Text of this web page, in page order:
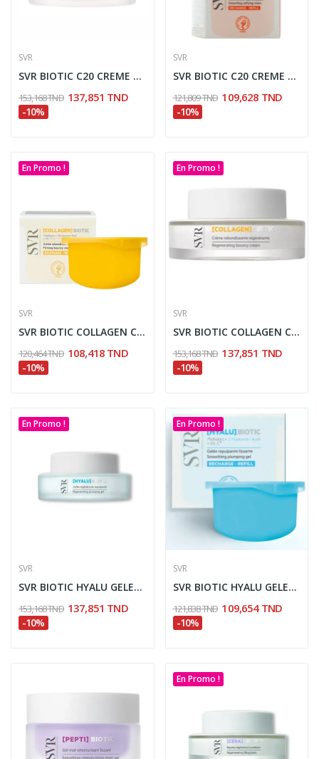
SVR
SVR BIOTIC C20 CREME REGENERANTE ECLAT 50ML
153,168 TND 137,851 TND
-10%
SVR
SVR BIOTIC C20 CREME REGENERANTE ECLAT RECHARGE...
121,809 TND 109,628 TND
-10%
En Promo !
SVR
SVR BIOTIC COLLAGEN CREME REBONDISSANTE...
120,464 TND 108,418 TND
-10%
En Promo !
SVR
SVR BIOTIC COLLAGEN CREME REBONDISSANTE...
153,168 TND 137,851 TND
-10%
En Promo !
SVR
SVR BIOTIC HYALU GELEE REGERERANTE REPULPANTE 50ML
153,168 TND 137,851 TND
-10%
En Promo !
SVR
SVR BIOTIC HYALU GELEE REGERERANTE REPULPANTE...
121,838 TND 109,654 TND
-10%
En Promo !